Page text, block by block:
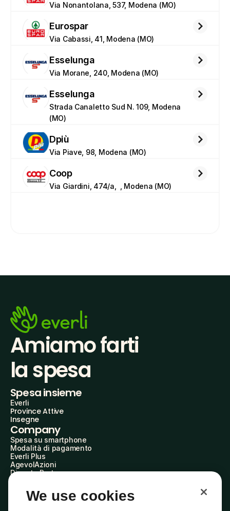
Via Nonantolana, 537, Modena (MO)
Eurospar
Via Cabassi, 41, Modena (MO)
Esselunga
Via Morane, 240, Modena (MO)
Esselunga
Strada Canaletto Sud N. 109, Modena
(MO)
Dpiù
Via Piave, 98, Modena (MO)
Coop
Via Giardini, 474/a,  , Modena (MO)
Amiamo farti
la spesa
Spesa insieme
Everli
Province Attive
Insegne
Company
Spesa su smartphone
Modalità di pagamento
Everli Plus
AgevolAzioni
Diventa Partner
Everli Shoppers
About Us
We use cookies